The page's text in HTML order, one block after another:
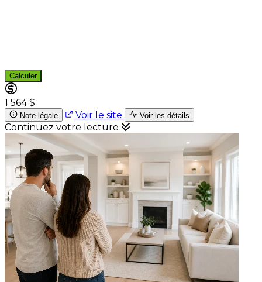
Calculer
1 564 $
Note légale Voir le site Voir les détails
Continuez votre lecture